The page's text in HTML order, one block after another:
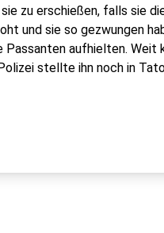
zu erschießen, falls sie
und sie so gezwungen
aufhielten. Weit
stellte ihn noch in